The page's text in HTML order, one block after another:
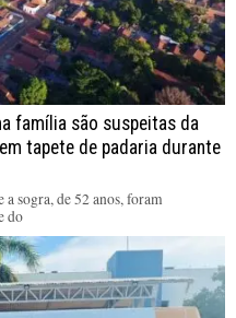
família são suspeitas da
tapete de padaria durante
a sogra, de 52 anos, foram
do